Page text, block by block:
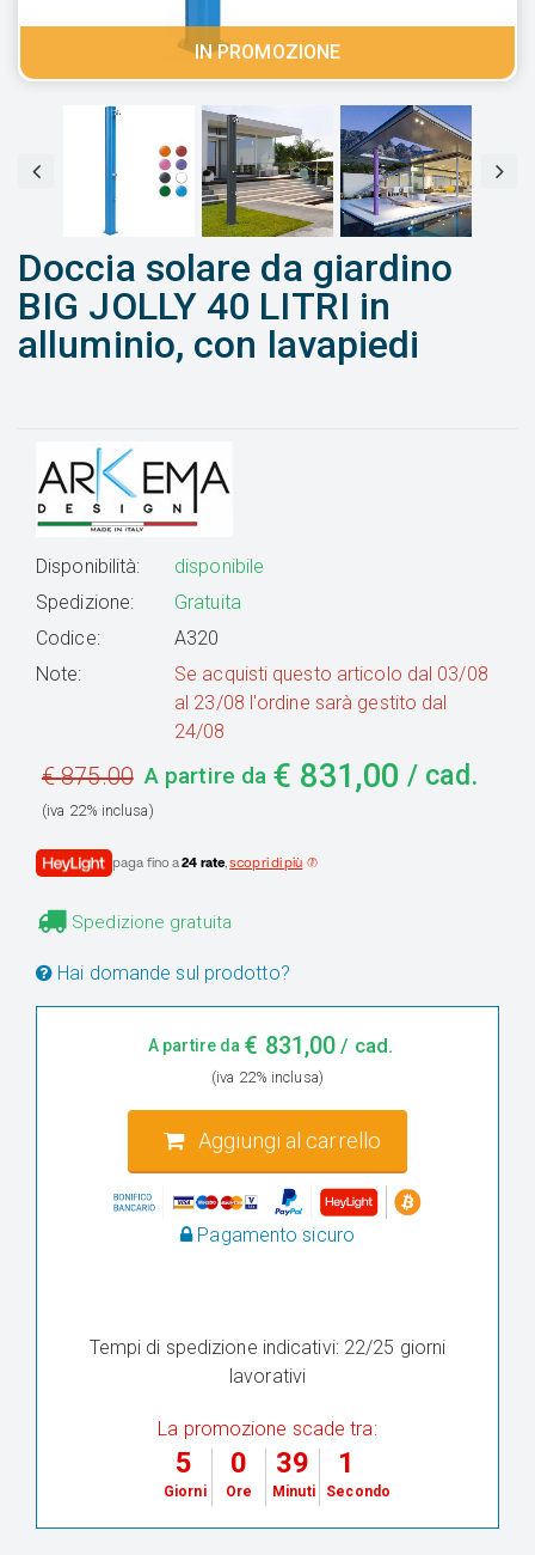
IN PROMOZIONE
Doccia solare da giardino
BIG JOLLY 40 LITRI in
alluminio, con lavapiedi
Disponibilità:
disponibile
Spedizione:
Gratuita
Codice:
A320
Note:
Se acquisti questo articolo dal 03/08
al 23/08 l'ordine sarà gestito dal
24/08
€875.00 A partire da € 831,00 / cad.
(iva 22% inclusa)
paga fino a24 rate,scopri di più
Spedizione gratuita
Hai domande sul prodotto?
A partire da € 831,00 / cad.
(iva 22% inclusa)
Aggiungi al carrello
Pagamento sicuro
Tempi di spedizione indicativi: 22/25 giorni
lavorativi
La promozione scade tra:
5
Giorni
0
Ore
39
Minuti
0
Secondi